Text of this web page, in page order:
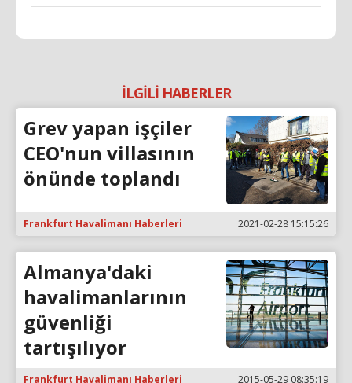
İLGİLİ HABERLER
Grev yapan işçiler
CEO'nun villasının
önünde toplandı
Frankfurt Havalimanı Haberleri 2021-02-28 15:15:26
Almanya'daki
havalimanlarının
güvenliği
tartışılıyor
Frankfurt Havalimanı Haberleri 2015-05-29 08:35:19